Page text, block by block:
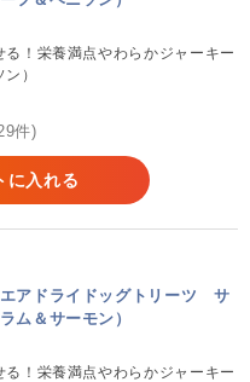
る！栄養満点やわらかジャーキー
）
件)
に入れる
アドライドッグトリーツ サ
ム＆サーモン）
る！栄養満点やわらかジャーキー